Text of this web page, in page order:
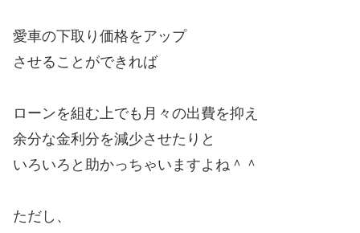
愛車の下取り価格をアップ
させることができれば
ローンを組む上でも月々の出費を抑え
余分な金利分を減少させたりと
いろいろと助かっちゃいますよね＾＾
ただし、